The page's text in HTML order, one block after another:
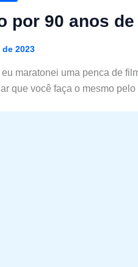
por 90 anos
2023
eu maratonei uma penca de
que você faça o mesmo